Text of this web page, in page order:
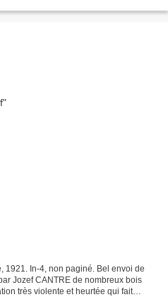
1921. In-4, non paginé. Bel envoi de
Jozef CANTRE de nombreux bois
très violente et heurtée qui fait